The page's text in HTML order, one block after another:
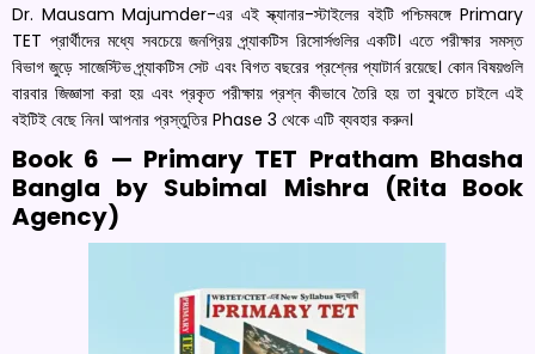
Dr. Mausam Majumder-এর এই স্ক্যানার-স্টাইলের বইটি পশ্চিমবঙ্গে Primary
TET প্রার্থীদের মধ্যে সবচেয়ে জনপ্রিয় প্র্যাকটিস রিসোর্সগুলির একটি। এতে পরীক্ষার সমস্ত
বিভাগ জুড়ে সাজেস্টিভ প্র্যাকটিস সেট এবং বিগত বছরের প্রশ্নের প্যাটার্ন রয়েছে। কোন বিষয়গুলি
বারবার জিজ্ঞাসা করা হয় এবং প্রকৃত পরীক্ষায় প্রশ্ন কীভাবে তৈরি হয় তা বুঝতে চাইলে এই
বইটিই বেছে নিন। আপনার প্রস্তুতির Phase 3 থেকে এটি ব্যবহার করুন।
Book 6 — Primary TET Pratham Bhasha
Bangla by Subimal Mishra (Rita Book
Agency)